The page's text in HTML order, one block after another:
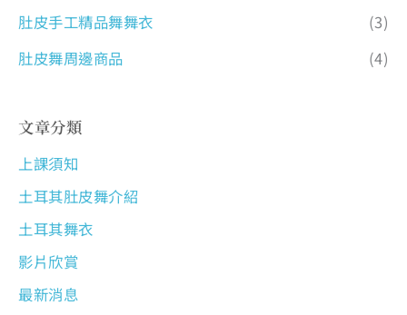
肚皮手工精品舞舞衣
(3)
肚皮舞周邊商品
(4)
文章分類
上課須知
土耳其肚皮舞介紹
土耳其舞衣
影片欣賞
最新消息